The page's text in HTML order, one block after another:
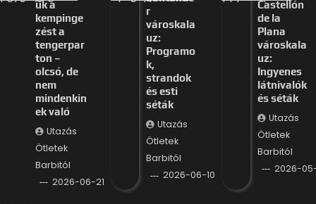
uk a
kempinge
zést a
tengerpar
ton –
olcsó, de
nem
mindenkin
ek való
Utazás
Ötletek
Barbitól
2026-06-21
r
városkala
uz:
Programo
k,
strandok
és esti
séták
Utazás
Ötletek
Barbitól
2026-06-10
Castellón
de la
Plana
városkala
uz:
Ingyenes
látnivalók
és séták
Utazás
Ötletek
Barbitól
2026-